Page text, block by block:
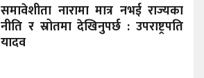
समावेशीता नारामा मात्र नभई राज्यका
नीति र स्रोतमा देखिनुपर्छ : उपराष्ट्रपति
यादव